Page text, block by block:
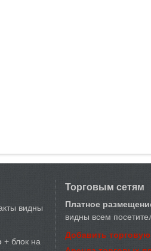
видны
+ блок на
Торговым сетям
Платное
видны всем
Добавить торговую